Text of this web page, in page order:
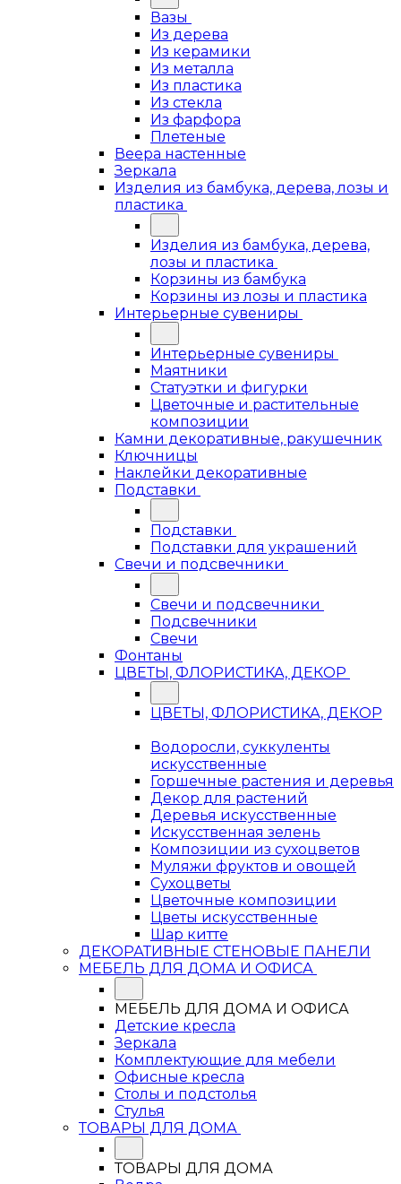
Вазы
Из дерева
Из керамики
Из металла
Из пластика
Из стекла
Из фарфора
Плетеные
Веера настенные
Зеркала
Изделия из бамбука, дерева, лозы и
пластика
Изделия из бамбука, дерева,
лозы и пластика
Корзины из бамбука
Корзины из лозы и пластика
Интерьерные сувениры
Интерьерные сувениры
Маятники
Статуэтки и фигурки
Цветочные и растительные
композиции
Камни декоративные, ракушечник
Ключницы
Наклейки декоративные
Подставки
Подставки
Подставки для украшений
Свечи и подсвечники
Свечи и подсвечники
Подсвечники
Свечи
Фонтаны
ЦВЕТЫ, ФЛОРИСТИКА, ДЕКОР
ЦВЕТЫ, ФЛОРИСТИКА, ДЕКОР
Водоросли, суккуленты
искусственные
Горшечные растения и деревья
Декор для растений
Деревья искусственные
Искусственная зелень
Композиции из сухоцветов
Муляжи фруктов и овощей
Сухоцветы
Цветочные композиции
Цветы искусственные
Шар китте
ДЕКОРАТИВНЫЕ СТЕНОВЫЕ ПАНЕЛИ
МЕБЕЛЬ ДЛЯ ДОМА И ОФИСА
МЕБЕЛЬ ДЛЯ ДОМА И ОФИСА
Детские кресла
Зеркала
Комплектующие для мебели
Офисные кресла
Столы и подстолья
Стулья
ТОВАРЫ ДЛЯ ДОМА
ТОВАРЫ ДЛЯ ДОМА